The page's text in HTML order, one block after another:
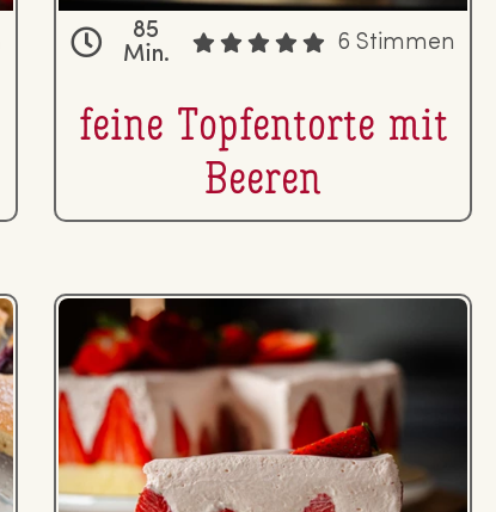
85
Min.
6 Stimmen
feine Top­fen­tor­te mit
Beeren